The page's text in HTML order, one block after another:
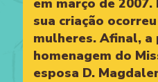
em março de
sua criação
mulheres. Afinal, a
homenagem do
esposa D.